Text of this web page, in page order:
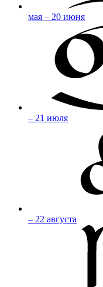
мая – 20 июня
– 21 июля
– 22 августа